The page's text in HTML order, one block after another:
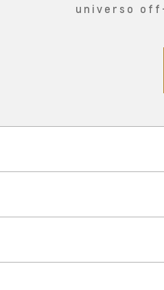
universo
viver suas